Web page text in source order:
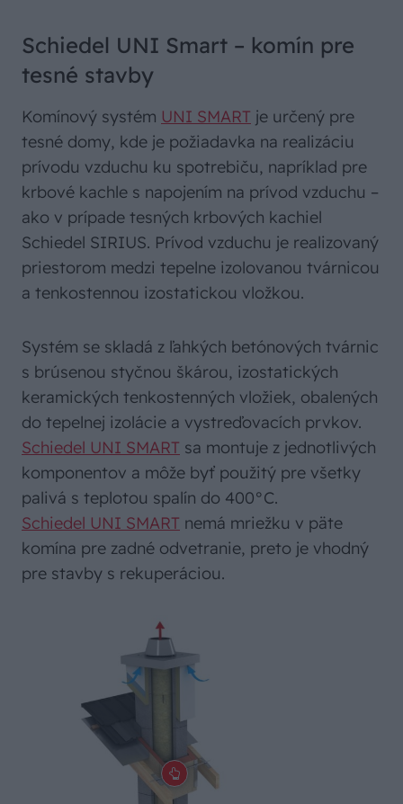
Schiedel UNI Smart – komín pre
tesné stavby
Komínový systém UNI SMART je určený pre
tesné domy, kde je požiadavka na realizáciu
prívodu vzduchu ku spotrebiču, napríklad pre
krbové kachle s napojením na prívod vzduchu –
ako v prípade tesných krbových kachiel
Schiedel SIRIUS. Prívod vzduchu je realizovaný
priestorom medzi tepelne izolovanou tvárnicou
a tenkostennou izostatickou vložkou.
Systém se skladá z ľahkých betónových tvárnic
s brúsenou styčnou škárou, izostatických
keramických tenkostenných vložiek, obalených
do tepelnej izolácie a vystreďovacích prvkov.
Schiedel UNI SMART sa montuje z jednotlivých
komponentov a môže byť použitý pre všetky
palivá s teplotou spalín do 400°C.
Schiedel UNI SMART nemá mriežku v päte
komína pre zadné odvetranie, preto je vhodný
pre stavby s rekuperáciou.